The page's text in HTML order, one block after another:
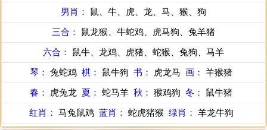
男肖： 鼠、牛、虎、龙、马、猴、狗
三合： 鼠龙猴、牛蛇鸡、虎马狗、兔羊猪
六合： 鼠牛、龙鸡、虎猪、蛇猴、兔狗、马羊
琴： 兔蛇鸡 棋： 鼠牛狗 书： 虎龙马 画： 羊猴猪
春： 虎兔龙 夏： 蛇马羊 秋： 猴鸡狗 冬： 鼠牛猪
红肖： 马兔鼠鸡 蓝肖： 蛇虎猪猴 绿肖： 羊龙牛狗